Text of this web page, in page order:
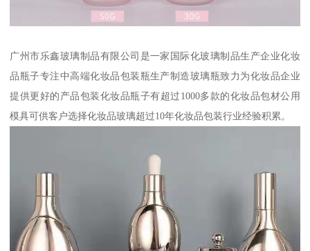
广州市乐鑫玻璃制品有限公司是一家国际化玻璃制品生产企业化妆
品瓶子专注中高端化妆品包装瓶生产制造玻璃瓶致力为化妆品企业
提供更好的产品包装化妆品瓶子有超过1000多款的化妆品包材公用
模具可供客户选择化妆品玻璃超过10年化妆品包装行业经验积累。